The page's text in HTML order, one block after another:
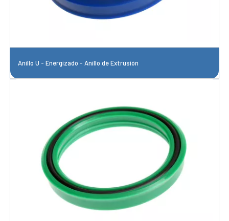
Anillo U - Energizado - Anillo de Extrusión